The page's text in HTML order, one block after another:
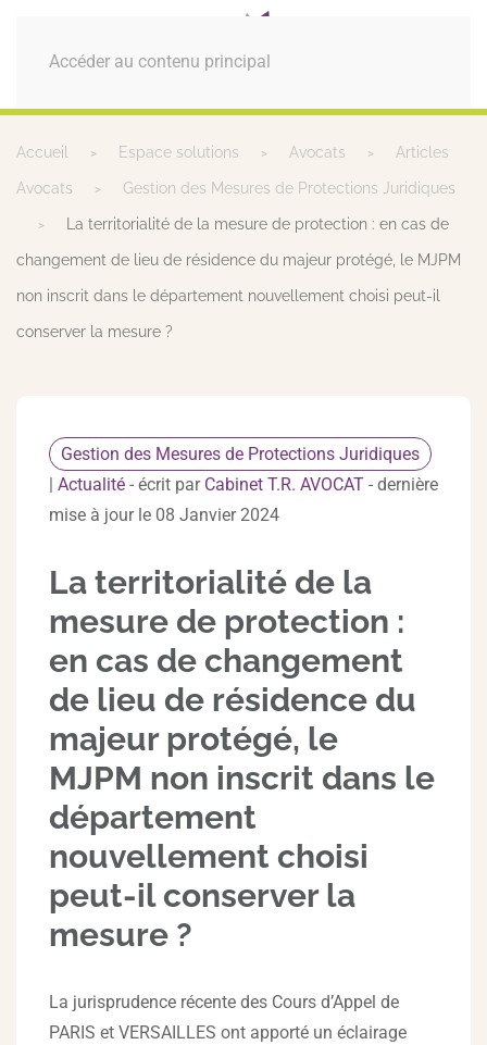
Accéder au contenu principal
MENU
Accueil Espace solutions Avocats Articles
Avocats Gestion des Mesures de Protections Juridiques
La territorialité de la mesure de protection : en cas de
changement de lieu de résidence du majeur protégé, le MJPM
non inscrit dans le département nouvellement choisi peut-il
conserver la mesure ?
Gestion des Mesures de Protections Juridiques
| Actualité - écrit par Cabinet T.R. AVOCAT - dernière
mise à jour le 08 Janvier 2024
La territorialité de la
mesure de protection :
en cas de changement
de lieu de résidence du
majeur protégé, le
MJPM non inscrit dans le
département
nouvellement choisi
peut-il conserver la
mesure ?
La jurisprudence récente des Cours d’Appel de
PARIS et VERSAILLES ont apporté un éclairage